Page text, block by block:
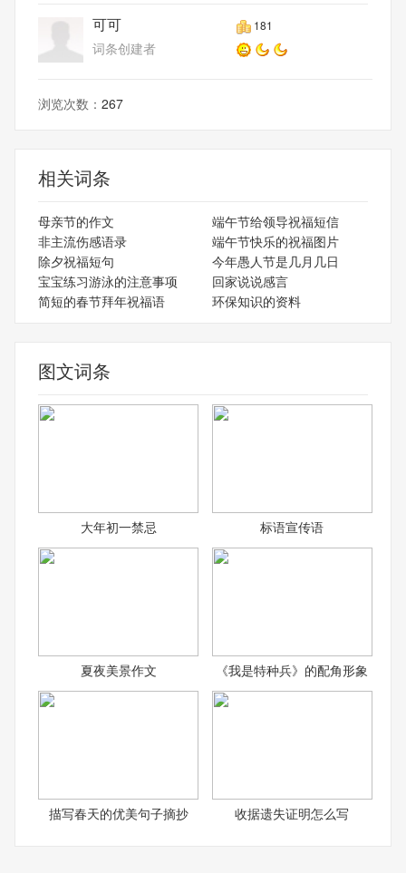
可可 181
词条创建者
浏览次数： 267
相关词条
母亲节的作文
端午节给领导祝福短信
非主流伤感语录
端午节快乐的祝福图片
除夕祝福短句
今年愚人节是几月几日
宝宝练习游泳的注意事项
回家说说感言
简短的春节拜年祝福语
环保知识的资料
图文词条
大年初一禁忌 标语宣传语
夏夜美景作文 《我是特种兵》的配角形象
描写春天的优美句子摘抄 收据遗失证明怎么写